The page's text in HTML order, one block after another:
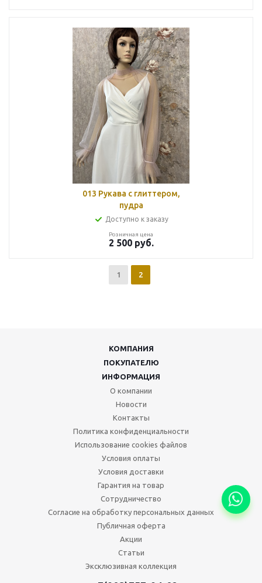
013 Рукава с глиттером,
пудра
Доступно к заказу
Розничная цена
2 500руб.
1 2
КОМПАНИЯ
ПОКУПАТЕЛЮ
ИНФОРМАЦИЯ
О компании
Новости
Контакты
Политика конфиденциальности
Использование cookies файлов
Условия оплаты
Условия доставки
Гарантия на товар
Сотрудничество
Согласие на обработку персональных данных
Публичная оферта
Акции
Статьи
Эксклюзивная коллекция